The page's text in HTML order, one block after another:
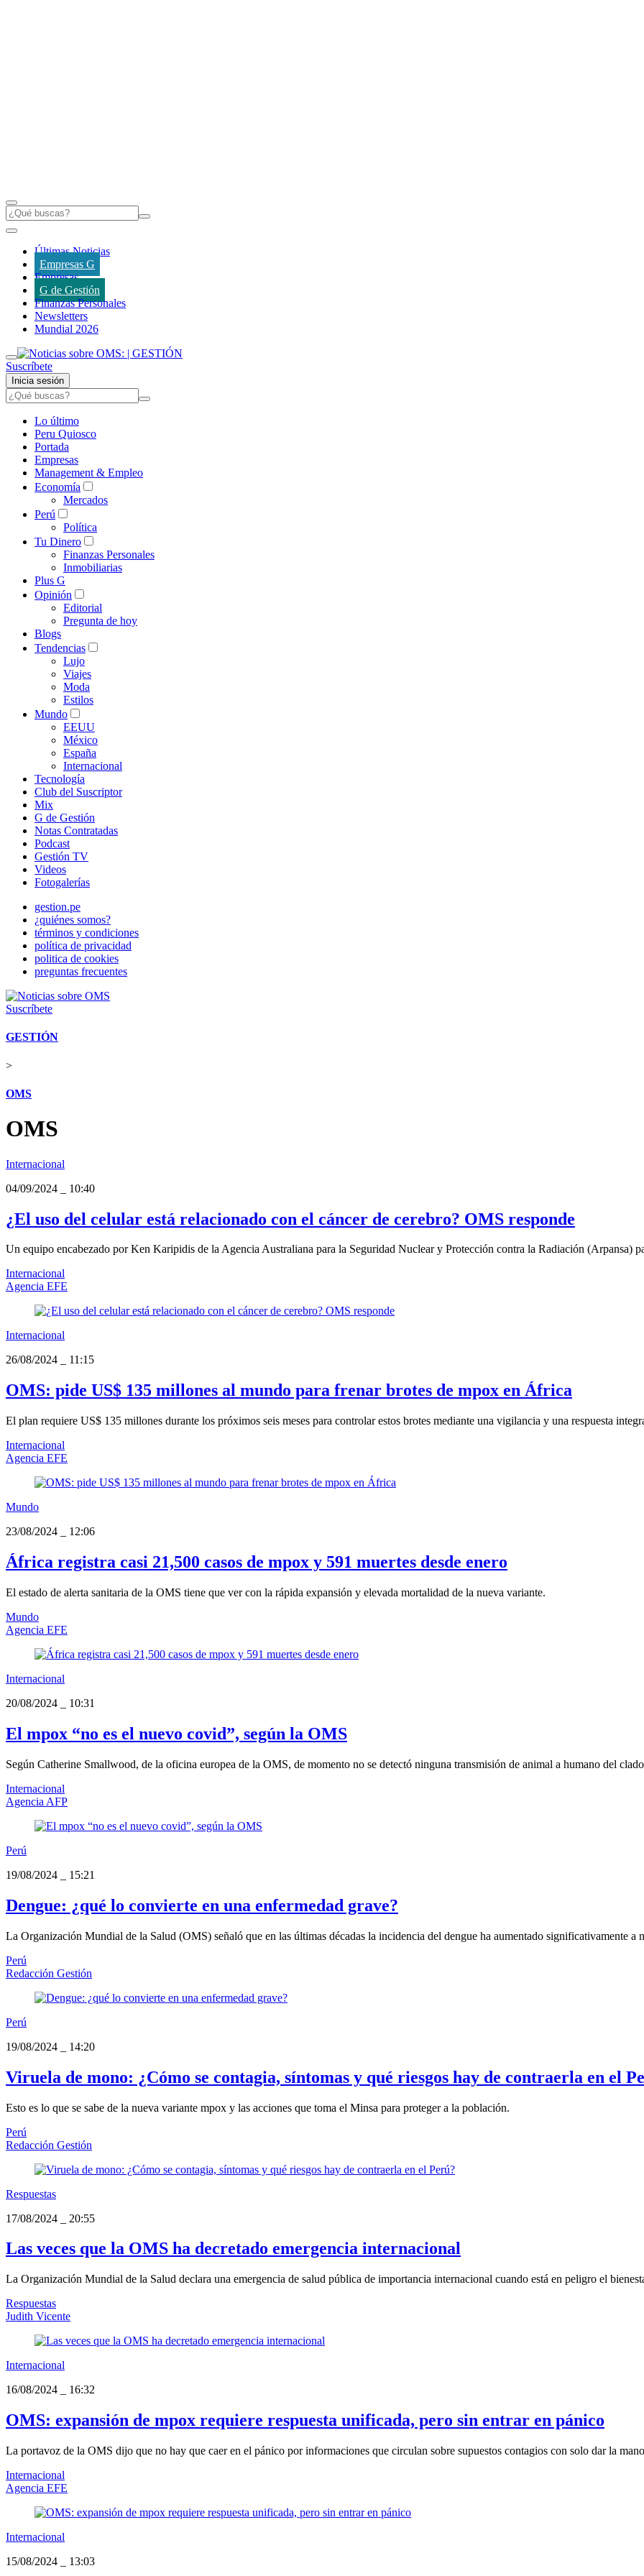
Últimas Noticias
Empresas G
Empresas
G de Gestión
Finanzas Personales
Newsletters
Mundial 2026
Suscríbete
Inicia sesión
Lo último
Peru Quiosco
Portada
Empresas
Management & Empleo
Economía
Mercados
Perú
Política
Tu Dinero
Finanzas Personales
Inmobiliarias
Plus G
Opinión
Editorial
Pregunta de hoy
Blogs
Tendencias
Lujo
Viajes
Moda
Estilos
Mundo
EEUU
México
España
Internacional
Tecnología
Club del Suscriptor
Mix
G de Gestión
Notas Contratadas
Podcast
Gestión TV
Videos
Fotogalerías
gestion.pe
¿quiénes somos?
términos y condiciones
política de privacidad
politica de cookies
preguntas frecuentes
Suscríbete
GESTIÓN
>
OMS
OMS
Internacional
04/09/2024
10:40
¿El uso del celular está relacionado con el cáncer de cerebro? OMS responde
Un equipo encabezado por Ken Karipidis de la Agencia Australiana para la Seguridad Nuclear y Protección contra la Radiación (Arpansa)
Internacional
Agencia EFE
Internacional
26/08/2024
11:15
OMS: pide US$ 135 millones al mundo para frenar brotes de mpox en África
El plan requiere US$ 135 millones durante los próximos seis meses para controlar estos brotes mediante una vigilancia y una respuesta
Internacional
Agencia EFE
Mundo
23/08/2024
12:06
África registra casi 21,500 casos de mpox y 591 muertes desde enero
El estado de alerta sanitaria de la OMS tiene que ver con la rápida expansión y elevada mortalidad de la nueva variante.
Mundo
Agencia EFE
Internacional
20/08/2024
10:31
El mpox “no es el nuevo covid”, según la OMS
Según Catherine Smallwood, de la oficina europea de la OMS, de momento no se detectó ninguna transmisión de animal a humano del
Internacional
Agencia AFP
Perú
19/08/2024
15:21
Dengue: ¿qué lo convierte en una enfermedad grave?
La Organización Mundial de la Salud (OMS) señaló que en las últimas décadas la incidencia del dengue ha aumentado significativamente a
Perú
Redacción Gestión
Perú
19/08/2024
14:20
Viruela de mono: ¿Cómo se contagia, síntomas y qué riesgos hay de contraerla en el
Esto es lo que se sabe de la nueva variante mpox y las acciones que toma el Minsa para proteger a la población.
Perú
Redacción Gestión
Respuestas
17/08/2024
20:55
Las veces que la OMS ha decretado emergencia internacional
La Organización Mundial de la Salud declara una emergencia de salud pública de importancia internacional cuando está en peligro el
Respuestas
Judith Vicente
Internacional
16/08/2024
16:32
OMS: expansión de mpox requiere respuesta unificada, pero sin entrar en pánico
La portavoz de la OMS dijo que no hay que caer en el pánico por informaciones que circulan sobre supuestos contagios con solo dar la
Internacional
Agencia EFE
Internacional
15/08/2024
13:03